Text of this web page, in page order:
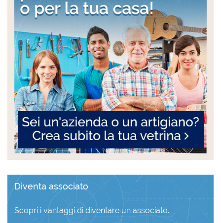
Diventa associato
Scopri i vantaggi di diventare un associato.